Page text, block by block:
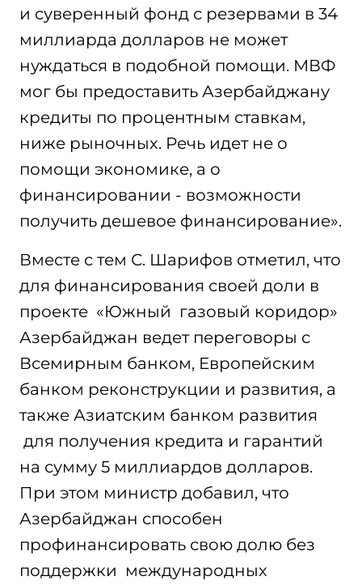
и суверенный фонд с резервами в 34
миллиарда долларов не может
нуждаться в подобной помощи. МВФ
мог бы предоставить Азербайджану
кредиты по процентным ставкам,
ниже рыночных. Речь идет не о
помощи экономике, а о
финансировании - возможности
получить дешевое финансирование».
Вместе с тем С. Шарифов отметил, что
для финансирования своей доли в
проекте «Южный газовый коридор»
Азербайджан ведет переговоры с
Всемирным банком, Европейским
банком реконструкции и развития, а
также Азиатским банком развития
для получения кредита и гарантий
на сумму 5 миллиардов долларов.
При этом министр добавил, что
Азербайджан способен
профинансировать свою долю без
поддержки международных